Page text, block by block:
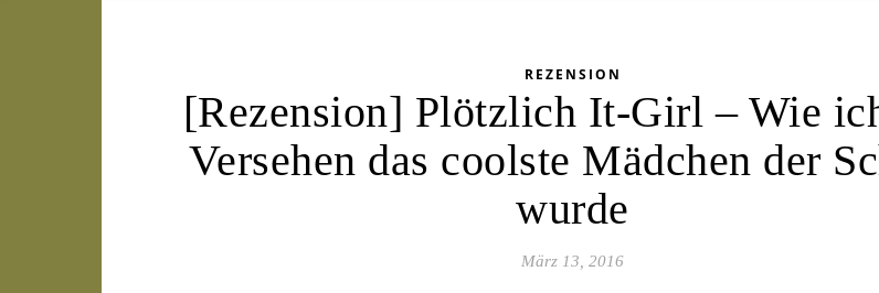
REZENSION
[Rezension] Plötzlich It-Girl – Wie
Versehen das coolste Mädchen der
wurde
März 13, 2016